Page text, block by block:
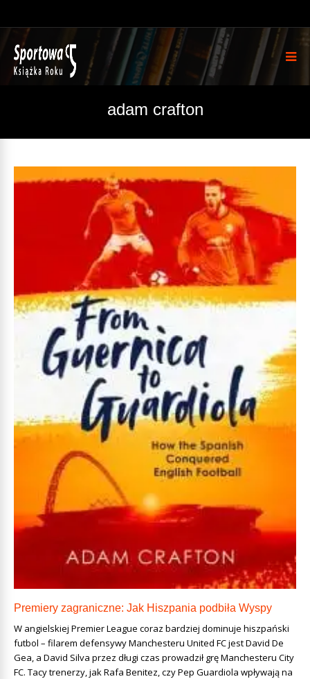
adam crafton
Premiery zagraniczne: Jak Hiszpania podbiła Wyspy
W angielskiej Premier League coraz bardziej dominuje hiszpański
futbol – filarem defensywy Manchesteru United FC jest David De
Gea, a David Silva przez długi czas prowadził grę Manchesteru City
FC. Tacy trenerzy, jak Rafa Benitez, czy Pep Guardiola wpływają na